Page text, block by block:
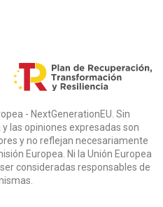
- NextGenerationEU. Sin
las opiniones expresadas son
y no reflejan necesariamente
Europea. Ni la Unión Europea
consideradas responsables de